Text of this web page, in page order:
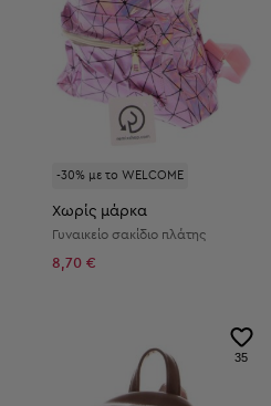
-30% με το WELCOME
Χωρίς μάρκα
Γυναικείο σακίδιο πλάτης
8,70 €
35